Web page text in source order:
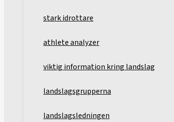
stark idrottare
athlete analyzer
viktig information kring landslag
landslagsgrupperna
landslagsledningen